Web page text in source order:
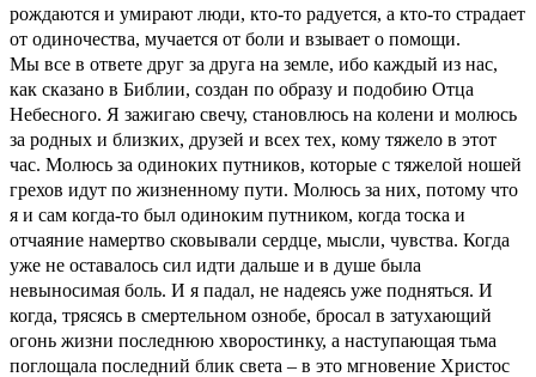
рождаются и умирают люди, кто-то радуется, а кто-то страдает
от одиночества, мучается от боли и взывает о помощи.
Мы все в ответе друг за друга на земле, ибо каждый из нас,
как сказано в Библии, создан по образу и подобию Отца
Небесного. Я зажигаю свечу, становлюсь на колени и молюсь
за родных и близких, друзей и всех тех, кому тяжело в этот
час. Молюсь за одиноких путников, которые с тяжелой ношей
грехов идут по жизненному пути. Молюсь за них, потому что
я и сам когда-то был одиноким путником, когда тоска и
отчаяние намертво сковывали сердце, мысли, чувства. Когда
уже не оставалось сил идти дальше и в душе была
невыносимая боль. И я падал, не надеясь уже подняться. И
когда, трясясь в смертельном ознобе, бросал в затухающий
огонь жизни последнюю хворостинку, а наступающая тьма
поглощала последний блик света – в это мгновение Христос